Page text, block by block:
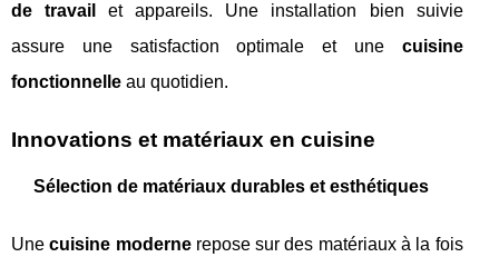
de travail
et appareils. Une installation bien suivie
assure une satisfaction optimale et une cuisine
fonctionnelle au quotidien.
Innovations et matériaux en cuisine
Sélection de matériaux durables et esthétiques
Unecuisine modernerepose sur des matériaux à la fois